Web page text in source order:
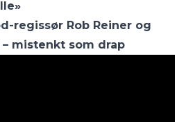
regissør Rob Reiner og
mistenkt som drap